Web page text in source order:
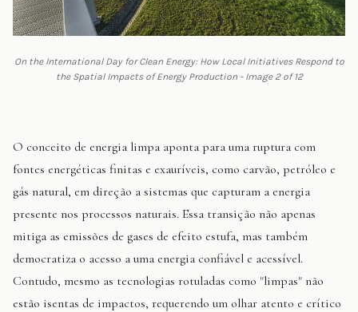
On the International Day for Clean Energy: How Local Initiatives Respond to
the Spatial Impacts of Energy Production - Image 2 of 12
O conceito de energia limpa aponta para uma ruptura com
fontes energéticas finitas e exauríveis, como carvão, petróleo e
gás natural, em direção a sistemas que capturam a energia
presente nos processos naturais. Essa transição não apenas
mitiga as emissões de gases de efeito estufa, mas também
democratiza o acesso a uma energia confiável e acessível.
Contudo, mesmo as tecnologias rotuladas como "limpas" não
estão isentas de impactos, requerendo um olhar atento e crítico